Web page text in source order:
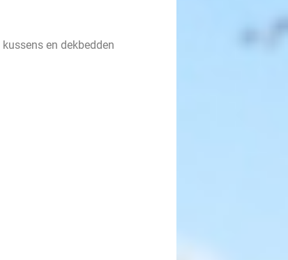
en dekbedden